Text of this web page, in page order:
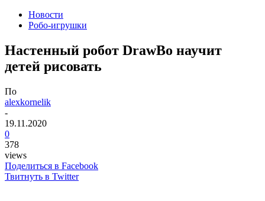
Новости
Робо-игрушки
Настенный робот DrawBo научит
детей рисовать
По
alexkornelik
-
19.11.2020
0
378
views
Поделиться в Facebook
Твитнуть в Twitter